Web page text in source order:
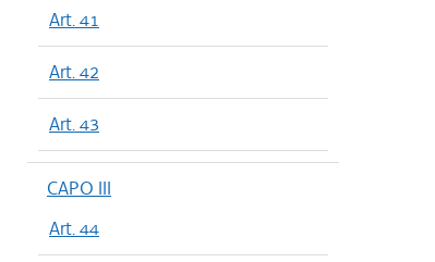
Art. 41
Art. 42
Art. 43
CAPO III
Art. 44